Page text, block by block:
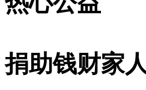
捐助钱财家